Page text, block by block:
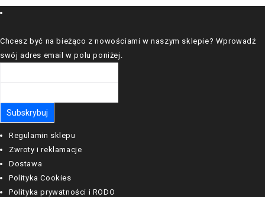
Chcesz być na bieżąco z nowościami w naszym sklepie? Wprowadź
swój adres email w polu poniżej.
Regulamin sklepu
Zwroty i reklamacje
Dostawa
Polityka Cookies
Polityka prywatności i RODO